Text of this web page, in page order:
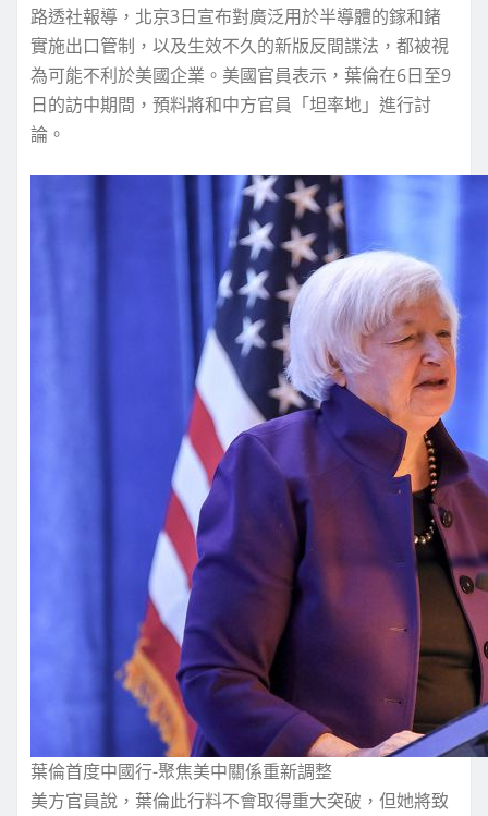
路透社報導，北京3日宣布對廣泛用於半導體的鎵和鍺
實施出口管制，以及生效不久的新版反間諜法，都被視
為可能不利於美國企業。美國官員表示，葉倫在6日至9
日的訪中期間，預料將和中方官員「坦率地」進行討
論。
葉倫首度中國行-聚焦美中關係重新調整
美方官員說，葉倫此行料不會取得重大突破，但她將致